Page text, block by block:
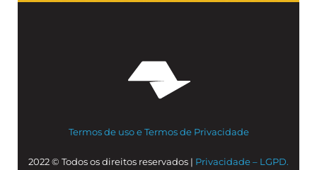
Termos de uso e Termos de Privacidade
2022 © Todos os direitos reservados | Privacidade – LGPD.